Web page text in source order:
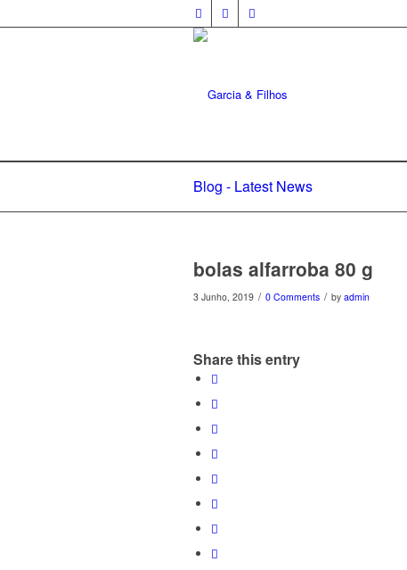
Blog - Latest News
bolas alfarroba 80 g
3 Junho, 2019 / 0 Comments / by admin
Share this entry